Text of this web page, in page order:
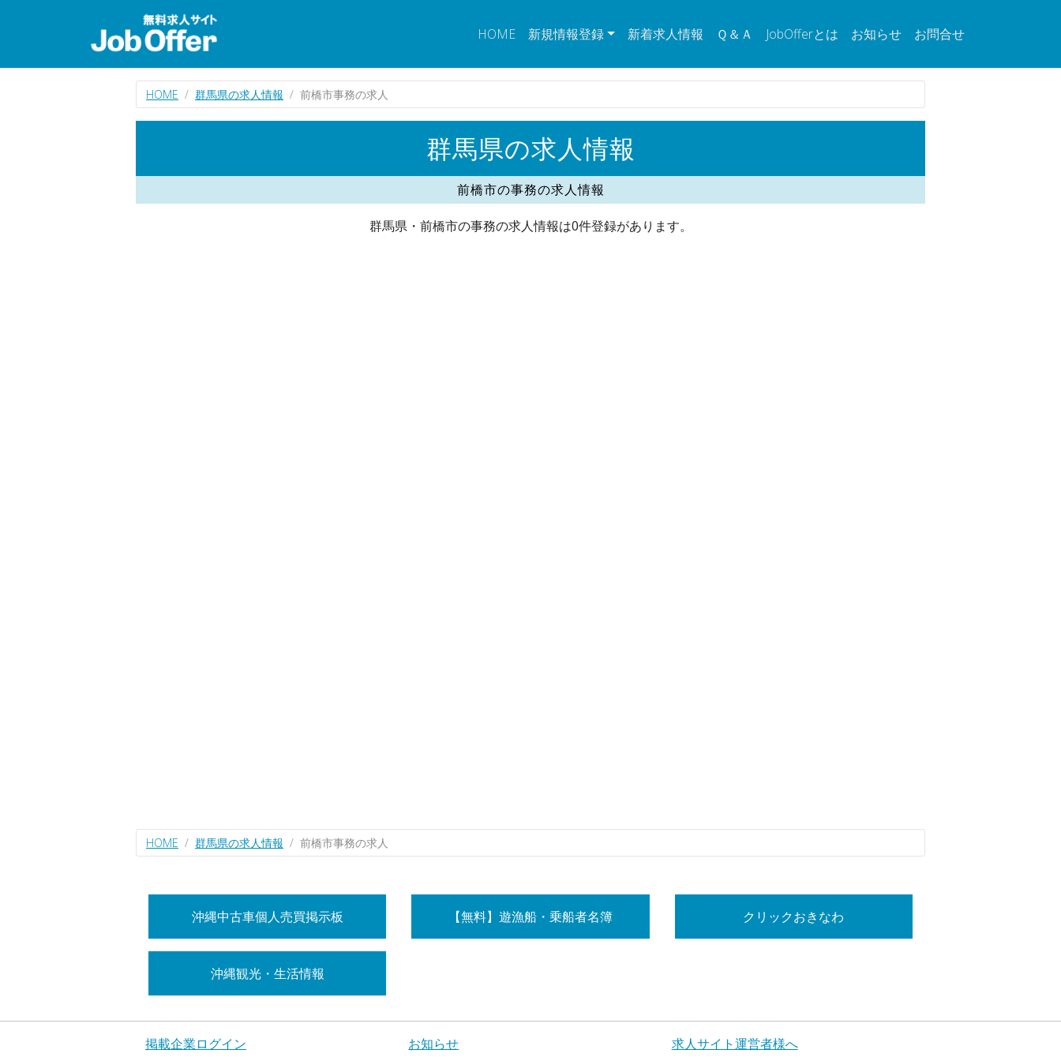
HOME 新規情報登録 新着求人情報 Ｑ＆Ａ JobOfferとは お知らせ お問合せ
HOME 群馬県の求人情報 前橋市事務の求人
群馬県の求人情報
前橋市の事務の求人情報
群馬県・前橋市の事務の求人情報は0件登録があります。
HOME 群馬県の求人情報 前橋市事務の求人
沖縄中古車個人売買掲示板 【無料】遊漁船・乗船者名簿 クリックおきなわ
沖縄観光・生活情報
掲載企業ログイン お知らせ 求人サイト運営者様へ